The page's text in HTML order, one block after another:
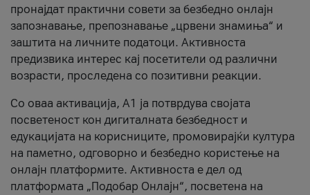
пронајдат практични совети за безбедно онлајн
запознавање, препознавање „црвени знамиња“ и
заштита на личните податоци. Активноста
предизвика интерес кај посетители од различни
возрасти, проследена со позитивни реакции.
Со оваа активација, А1 ја потврдува својата
посветеност кон дигиталната безбедност и
едукацијата на корисниците, промовирајќи култура
на паметно, одговорно и безбедно користење на
онлајн платформите. Активноста е дел од
платформата „Подобар Онлајн“, посветена на